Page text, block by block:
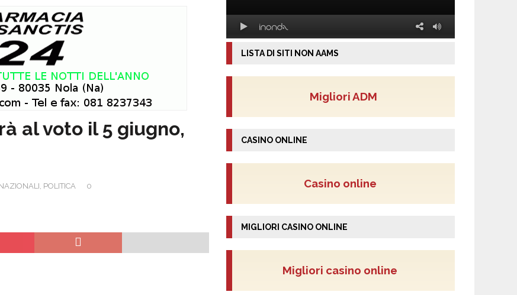
al voto il 5 giugno,
, POLITICA 0
LISTA DI SITI NON AAMS
Migliori ADM
CASINO ONLINE
Casino online
MIGLIORI CASINO ONLINE
Migliori casino online